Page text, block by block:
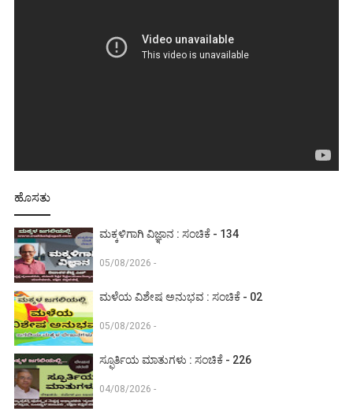
ಹೊಸತು
ಮಕ್ಕಳಿಗಾಗಿ ವಿಜ್ಞಾನ : ಸಂಚಿಕೆ - 134
05/08/2026 -
ಮಳೆಯ ವಿಶೇಷ ಅನುಭವ : ಸಂಚಿಕೆ - 02
05/08/2026 -
ಸ್ಫೂರ್ತಿಯ ಮಾತುಗಳು : ಸಂಚಿಕೆ - 226
04/08/2026 -